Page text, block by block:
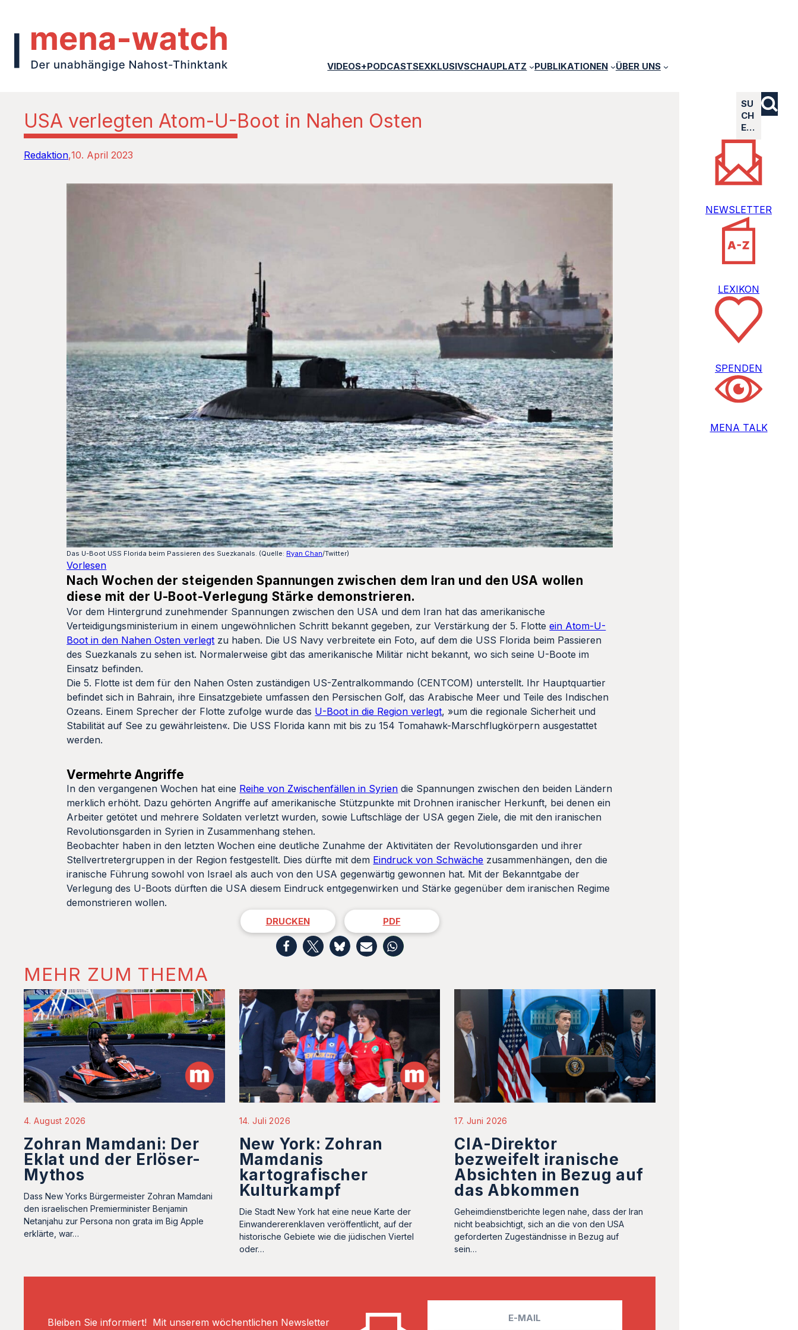
VIDEOS+PODCASTSEXKLUSIVSCHAUPLATZ PUBLIKATIONEN ÜBER UNS
USA verlegten Atom-U-Boot in Nahen Osten
Redaktion 10. April 2023
Das U-Boot USS Florida beim Passieren des Suezkanals. (Quelle: Ryan Chan/Twitter)
Vorlesen
Nach Wochen der steigenden Spannungen zwischen dem Iran und den USA wollen
diese mit der U-Boot-Verlegung Stärke demonstrieren.
Vor dem Hintergrund zunehmender Spannungen zwischen den USA und dem Iran hat das amerikanische
Verteidigungsministerium in einem ungewöhnlichen Schritt bekannt gegeben, zur Verstärkung der 5. Flotteein Atom-U-
Boot in den Nahen Osten verlegt zu haben. Die US Navy verbreitete ein Foto, auf dem die USS Florida beim Passieren
des Suezkanals zu sehen ist. Normalerweise gibt das amerikanische Militär nicht bekannt, wo sich seine U-Boote im
Einsatz befinden.
Die 5. Flotte ist dem für den Nahen Osten zuständigen US-Zentralkommando (CENTCOM) unterstellt. Ihr Hauptquartier
befindet sich in Bahrain, ihre Einsatzgebiete umfassen den Persischen Golf, das Arabische Meer und Teile des Indischen
Ozeans. Einem Sprecher der Flotte zufolge wurde das U-Boot in die Region verlegt, »um die regionale Sicherheit und
Stabilität auf See zu gewährleisten«. Die USS Florida kann mit bis zu 154 Tomahawk-Marschflugkörpern ausgestattet
werden.
Vermehrte Angriffe
In den vergangenen Wochen hat eine Reihe von Zwischenfällen in Syrien die Spannungen zwischen den beiden Ländern
merklich erhöht. Dazu gehörten Angriffe auf amerikanische Stützpunkte mit Drohnen iranischer Herkunft, bei denen ein
Arbeiter getötet und mehrere Soldaten verletzt wurden, sowie Luftschläge der USA gegen Ziele, die mit den iranischen
Revolutionsgarden in Syrien in Zusammenhang stehen.
Beobachter haben in den letzten Wochen eine deutliche Zunahme der Aktivitäten der Revolutionsgarden und ihrer
Stellvertretergruppen in der Region festgestellt. Dies dürfte mit dem Eindruck von Schwäche zusammenhängen, den die
iranische Führung sowohl von Israel als auch von den USA gegenwärtig gewonnen hat. Mit der Bekanntgabe der
Verlegung des U-Boots dürften die USA diesem Eindruck entgegenwirken und Stärke gegenüber dem iranischen Regime
demonstrieren wollen.
DRUCKEN PDF
MEHR ZUM THEMA
4. August 2026
Zohran Mamdani: Der
Eklat und der Erlöser-
Mythos
Dass New Yorks Bürgermeister Zohran Mamdani
den israelischen Premierminister Benjamin
Netanjahu zur Persona non grata im Big Apple
erklärte, war…
14. Juli 2026
New York: Zohran
Mamdanis
kartografischer
Kulturkampf
Die Stadt New York hat eine neue Karte der
Einwandererenklaven veröffentlicht, auf der
historische Gebiete wie die jüdischen Viertel
oder…
17. Juni 2026
CIA-Direktor
bezweifelt iranische
Absichten in Bezug auf
das Abkommen
Geheimdienstberichte legen nahe, dass der Iran
nicht beabsichtigt, sich an die von den USA
geforderten Zugeständnisse in Bezug auf
sein…
Bleiben Sie informiert! Mit unserem wöchentlichen Newsletter
SU
CH
E…
NEWSLETTER
LEXIKON
SPENDEN
MENA TALK